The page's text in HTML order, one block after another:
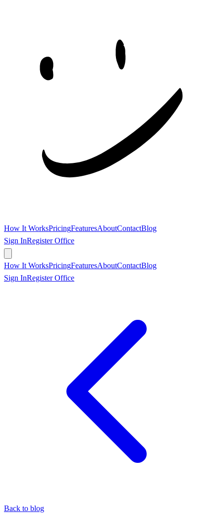
How It WorksPricingFeaturesAboutContactBlog
Sign InRegister Office
How It WorksPricingFeaturesAboutContactBlog
Sign InRegister Office
Back to blog